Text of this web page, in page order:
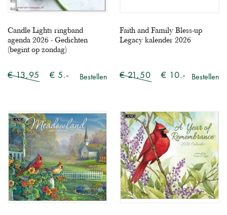
Candle Lights ringband
agenda 2026 - Gedichten
(begint op zondag)
€ 13,95 € 5.- Bestellen
Faith and Family Bless-up
Legacy kalender 2026
€ 21,50 € 10.- Bestellen